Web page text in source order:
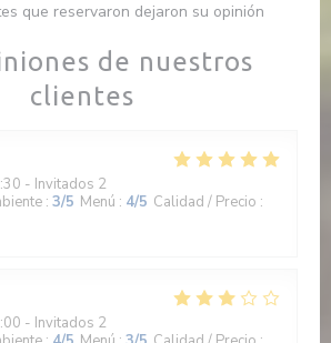
de nuestros
clientes
- Invitados 2
: 3/5 Menú : 4/5 Calidad / Precio :
- Invitados 2
que reservaron dejaron su opinión